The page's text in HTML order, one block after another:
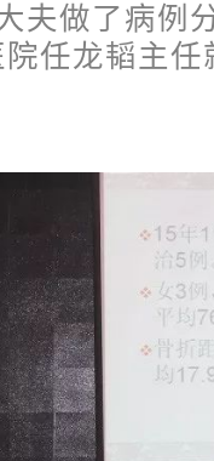
夫做了病例
任龙韬主